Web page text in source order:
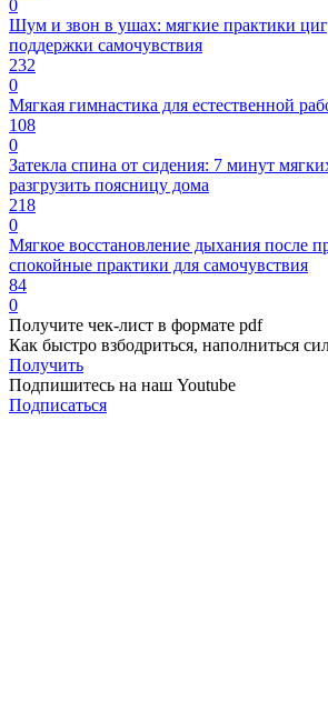
0
Шум и звон в ушах: мягкие практики
поддержки самочувствия
232
0
Мягкая гимнастика для естественной
108
0
Затекла спина от сидения: 7 минут
разгрузить поясницу дома
218
0
Мягкое восстановление дыхания после
спокойные практики для самочувствия
84
0
Получите чек-лист в формате pdf
Как быстро взбодриться, наполниться
Получить
Подпишитесь на наш Youtube
Подписаться